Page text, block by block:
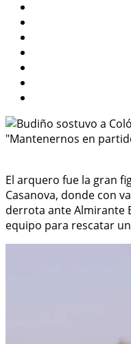
El arquero fue la gran
Casanova, donde con
derrota ante Almirante
equipo para rescatar